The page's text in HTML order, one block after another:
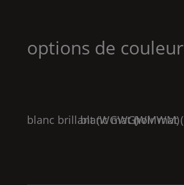
options de couleur
blanc brillant (WGWG)
blanc mat (WMWM)
noir mat (